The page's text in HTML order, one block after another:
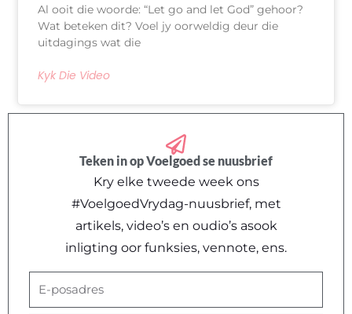
Al ooit die woorde: “Let go and let God” gehoor?
Wat beteken dit? Voel jy oorweldig deur die
uitdagings wat die
Kyk Die Video
Teken in op Voelgoed se nuusbrief
Kry elke tweede week ons
#VoelgoedVrydag-nuusbrief, met
artikels, video’s en oudio’s asook
inligting oor funksies, vennote, ens.
E-
posadres